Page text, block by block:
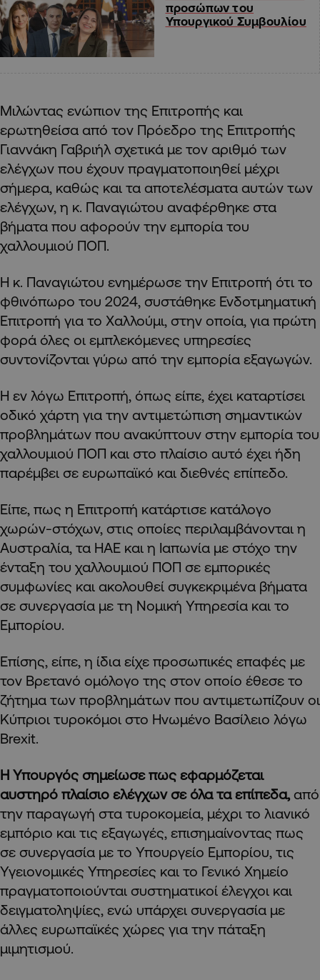
προσώπων του
Υπουργικού Συμβουλίου
Μιλώντας ενώπιον της Επιτροπής και
ερωτηθείσα από τον Πρόεδρο της Επιτροπής
Γιαννάκη Γαβριήλ σχετικά με τον αριθμό των
ελέγχων που έχουν πραγματοποιηθεί μέχρι
σήμερα, καθώς και τα αποτελέσματα αυτών των
ελέγχων, η κ. Παναγιώτου αναφέρθηκε στα
βήματα που αφορούν την εμπορία του
χαλλουμιού ΠΟΠ.
Η κ. Παναγιώτου ενημέρωσε την Επιτροπή ότι το
φθινόπωρο του 2024, συστάθηκε Ενδοτμηματική
Επιτροπή για το Χαλλούμι, στην οποία, για πρώτη
φορά όλες οι εμπλεκόμενες υπηρεσίες
συντονίζονται γύρω από την εμπορία εξαγωγών.
Η εν λόγω Επιτροπή, όπως είπε, έχει καταρτίσει
οδικό χάρτη για την αντιμετώπιση σημαντικών
προβλημάτων που ανακύπτουν στην εμπορία του
χαλλουμιού ΠΟΠ και στο πλαίσιο αυτό έχει ήδη
παρέμβει σε ευρωπαϊκό και διεθνές επίπεδο.
Είπε, πως η Επιτροπή κατάρτισε κατάλογο
χωρών-στόχων, στις οποίες περιλαμβάνονται η
Αυστραλία, τα ΗΑΕ και η Ιαπωνία με στόχο την
ένταξη του χαλλουμιού ΠΟΠ σε εμπορικές
συμφωνίες και ακολουθεί συγκεκριμένα βήματα
σε συνεργασία με τη Νομική Υπηρεσία και το
Εμπορίου.
Επίσης, είπε, η ίδια είχε προσωπικές επαφές με
τον Βρετανό ομόλογο της στον οποίο έθεσε το
ζήτημα των προβλημάτων που αντιμετωπίζουν οι
Κύπριοι τυροκόμοι στο Ηνωμένο Βασίλειο λόγω
Brexit.
Η Υπουργός σημείωσε πως εφαρμόζεται
αυστηρό πλαίσιο ελέγχων σε όλα τα επίπεδα, από
την παραγωγή στα τυροκομεία, μέχρι το λιανικό
εμπόριο και τις εξαγωγές, επισημαίνοντας πως
σε συνεργασία με το Υπουργείο Εμπορίου, τις
Υγειονομικές Υπηρεσίες και το Γενικό Χημείο
πραγματοποιούνται συστηματικοί έλεγχοι και
δειγματοληψίες, ενώ υπάρχει συνεργασία με
άλλες ευρωπαϊκές χώρες για την πάταξη
μιμητισμού.